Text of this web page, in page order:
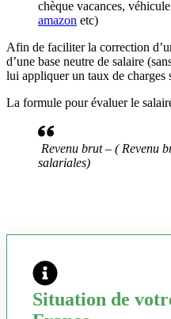
chèque vacances,
amazon etc)
Afin de faciliter la correction
d’une base neutre de salaire
lui appliquer un taux de charges
La formule pour évaluer le
Revenu brut – ( Revenu
salariales)
Situation de